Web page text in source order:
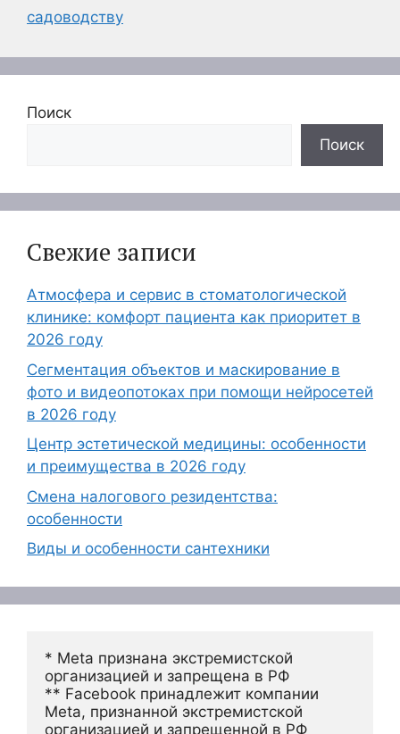
садоводству
Поиск
Поиск
Свежие записи
Атмосфера и сервис в стоматологической
клинике: комфорт пациента как приоритет в
2026 году
Сегментация объектов и маскирование в
фото и видеопотоках при помощи нейросетей
в 2026 году
Центр эстетической медицины: особенности
и преимущества в 2026 году
Смена налогового резидентства:
особенности
Виды и особенности сантехники
* Meta признана экстремистской
организацией и запрещена в РФ
** Facebook принадлежит компании
Meta, признанной экстремистской
организацией и запрещенной в РФ